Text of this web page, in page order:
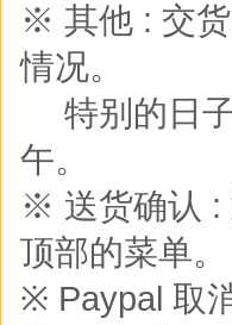
※ 其他 : 交
情况。
※特别的日
午。
※ 送货确认 :
顶部的菜单。
※ Paypal 取